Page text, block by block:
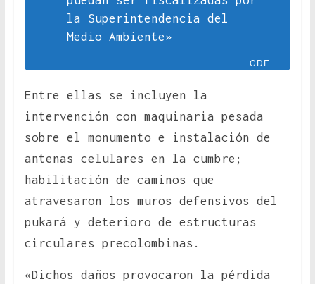
la Superintendencia del
Medio Ambiente»
CDE
Entre ellas se incluyen la
intervención con maquinaria pesada
sobre el monumento e instalación de
antenas celulares en la cumbre;
habilitación de caminos que
atravesaron los muros defensivos del
pukará y deterioro de estructuras
circulares precolombinas.
«Dichos daños provocaron la pérdida